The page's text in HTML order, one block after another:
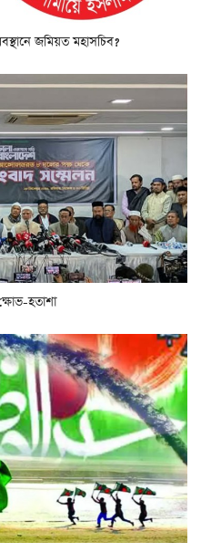
জমিয়ত মহাসচিব?
হতাশা